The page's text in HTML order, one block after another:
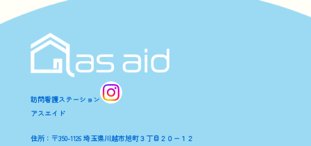
訪問看護ステーション
アスエイド
住所：〒350-1126 埼玉県川越市旭町３丁目２０−１２